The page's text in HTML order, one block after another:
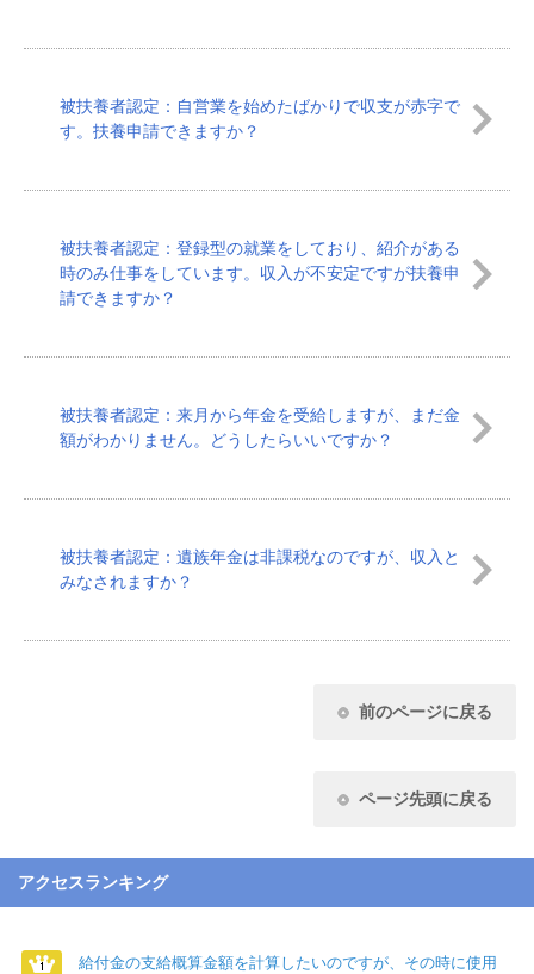
被扶養者認定：自営業を始めたばかりで収支が赤字で
す。扶養申請できますか？
被扶養者認定：登録型の就業をしており、紹介がある
時のみ仕事をしています。収入が不安定ですが扶養申
請できますか？
被扶養者認定：来月から年金を受給しますが、まだ金
額がわかりません。どうしたらいいですか？
被扶養者認定：遺族年金は非課税なのですが、収入と
みなされますか？
前のページに戻る
ページ先頭に戻る
アクセスランキング
給付金の支給概算金額を計算したいのですが、その時に使用